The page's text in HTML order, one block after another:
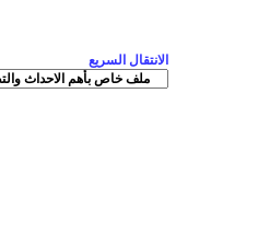
الانتقال السريع